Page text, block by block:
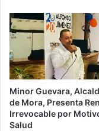
Minor Guevara,
de Mora, Presenta
Irrevocable por
Salud